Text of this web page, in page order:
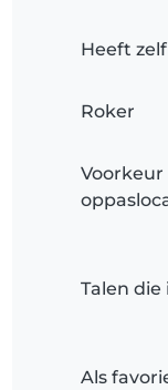
Heeft
Roker
Voorkeur
Talen die
Als